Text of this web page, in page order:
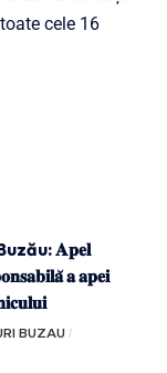
cele 16
𝐀𝐩𝐞𝐥
𝐚 𝐚𝐩𝐞𝐢
BUZAU